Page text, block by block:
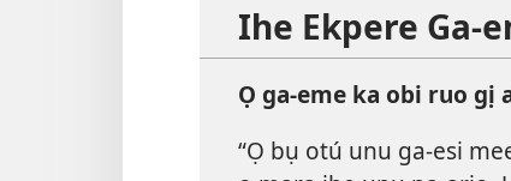
Ihe Ekpere Ga-
Ọ ga-eme ka obi ruo gị
“Ọ bụ otú unu ga-esi